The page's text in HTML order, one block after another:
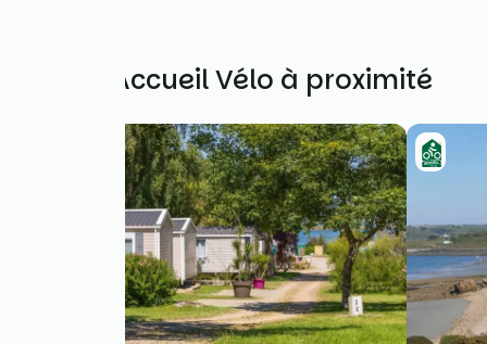
Autres Accueil Vélo à proximité